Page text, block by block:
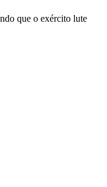
que o exército lute